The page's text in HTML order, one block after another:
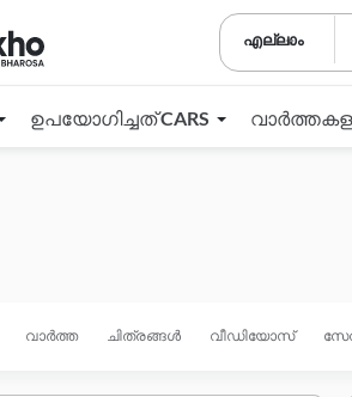
എല്ലാം
ഉപയോഗിച്ചത് CARS
വാർത്ത ചിത്രങ്ങൾ വീഡിയോസ്